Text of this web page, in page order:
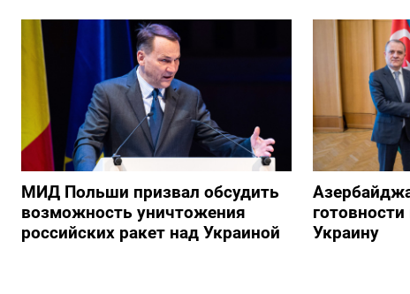
МИД Польши призвал обсудить
возможность уничтожения
российских ракет над Украиной
Украину